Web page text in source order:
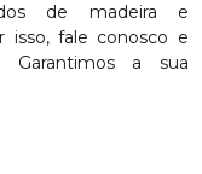
de madeira e
isso, fale conosco e
Garantimos a sua